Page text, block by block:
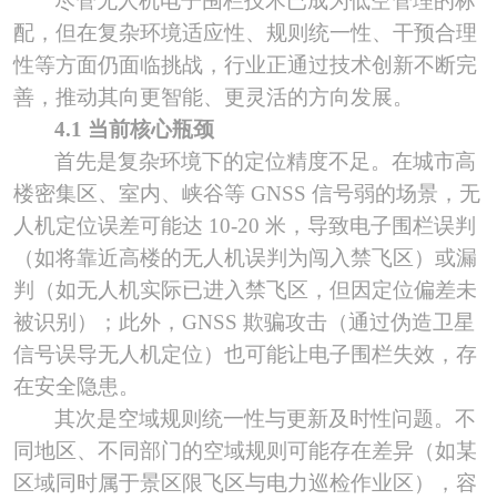
配，但在复杂环境适应性、规则统一性、干预合理
性等方面仍面临挑战，行业正通过技术创新不断完
善，推动其向更智能、更灵活的方向发展。
4.1 当前核心瓶颈
首先是复杂环境下的定位精度不足。在城市高
楼密集区、室内、峡谷等 GNSS 信号弱的场景，无
人机定位误差可能达 10-20 米，导致电子围栏误判
（如将靠近高楼的无人机误判为闯入禁飞区）或漏
判（如无人机实际已进入禁飞区，但因定位偏差未
被识别）；此外，GNSS 欺骗攻击（通过伪造卫星
信号误导无人机定位）也可能让电子围栏失效，存
在安全隐患。
其次是空域规则统一性与更新及时性问题。不
同地区、不同部门的空域规则可能存在差异（如某
区域同时属于景区限飞区与电力巡检作业区），容